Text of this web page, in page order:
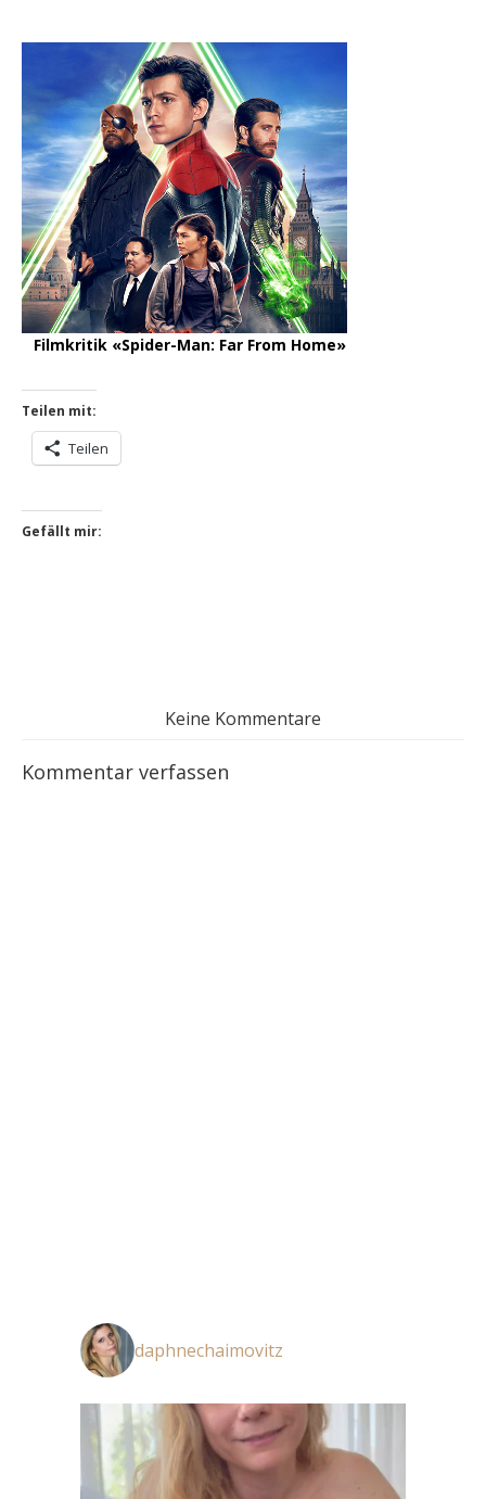
Filmkritik «Spider-Man: Far From Home»
Teilen mit:
Teilen
Gefällt mir:
Keine Kommentare
Kommentar verfassen
daphnechaimovitz